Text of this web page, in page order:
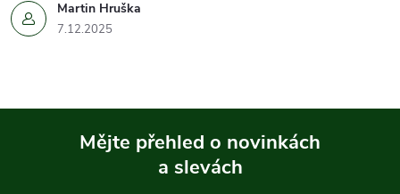
Martin Hruška
7.12.2025
Mějte přehled o novinkách
a slevách